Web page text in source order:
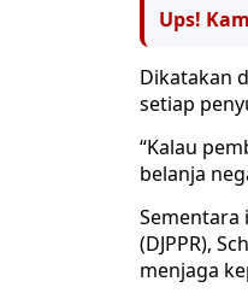
Ups!
Dikatakan
setiap
“Kalau
belanja
Sementara
(DJPPR),
menjaga